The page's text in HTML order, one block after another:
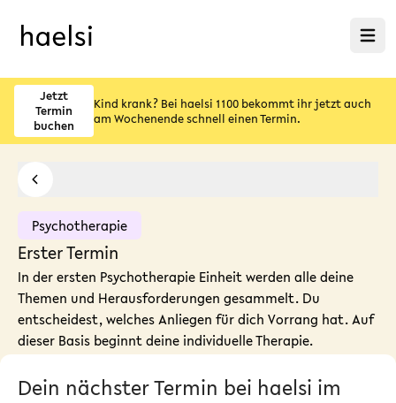
Menü
Jetzt
Termin
buchen
Kind krank? Bei haelsi 1100 bekommt ihr jetzt auch
am Wochenende schnell einen Termin.
Psychotherapie
Erster Termin
In der ersten Psychotherapie Einheit werden alle deine
Themen und Herausforderungen gesammelt. Du
entscheidest, welches Anliegen für dich Vorrang hat. Auf
dieser Basis beginnt deine individuelle Therapie.
Dein nächster Termin bei haelsi im